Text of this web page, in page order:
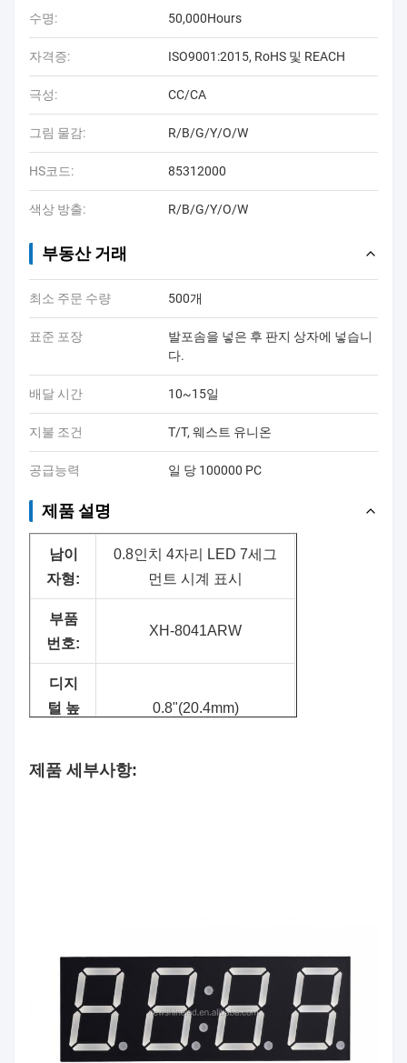
수명: 50,000Hours
자격증: ISO9001:2015, RoHS 및 REACH
극성: CC/CA
그림 물감: R/B/G/Y/O/W
HS코드: 85312000
색상 방출: R/B/G/Y/O/W
부동산 거래
최소 주문 수량 500개
표준 포장
발포솜을 넣은 후 판지 상자에 넣습니
다.
배달 시간 10~15일
지불 조건 T/T, 웨스트 유니온
공급능력 일 당 100000 PC
제품 설명
남이
자형:
0.8인치 4자리 LED 7세그
먼트 시계 표시
부품
번호:
XH-8041ARW
디지
털 높
0.8"(20.4mm)
표면
광도: 60mcd/칩
극성: 공통 양극/공통 음극
제품 세부사항: